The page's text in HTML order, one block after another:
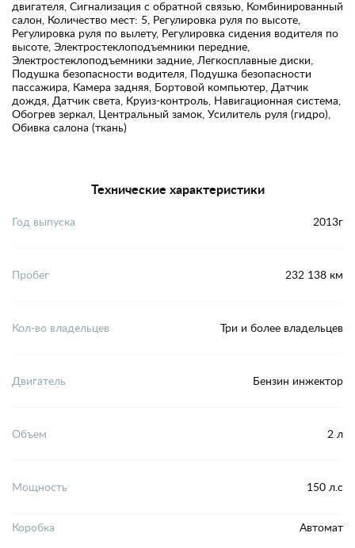
двигателя, Сигнализация с обратной связью, Комбинированный
салон, Количество мест: 5, Регулировка руля по высоте,
Регулировка руля по вылету, Регулировка сидения водителя по
высоте, Электростеклоподъемники передние,
Электростеклоподъемники задние, Легкосплавные диски,
Подушка безопасности водителя, Подушка безопасности
пассажира, Камера задняя, Бортовой компьютер, Датчик
дождя, Датчик света, Круиз-контроль, Навигационная система,
Обогрев зеркал, Центральный замок, Усилитель руля (гидро),
Обивка салона (ткань)
Технические характеристики
Год выпуска 2013г
Пробег 232 138 км
Кол-во владельцев Три и более владельцев
Двигатель Бензин инжектор
Объем 2 л
Мощность 150 л.с
Коробка Автомат